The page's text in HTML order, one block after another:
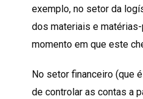
exemplo, no setor da
dos materiais e
momento em que este
No setor financeiro (que
de controlar as contas a